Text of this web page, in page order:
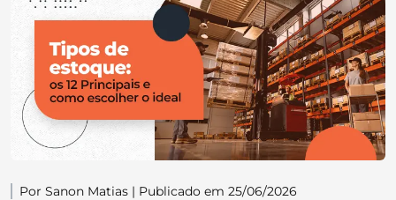
Por Sanon Matias | Publicado em 25/06/2026